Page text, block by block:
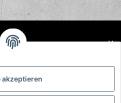
akzeptieren